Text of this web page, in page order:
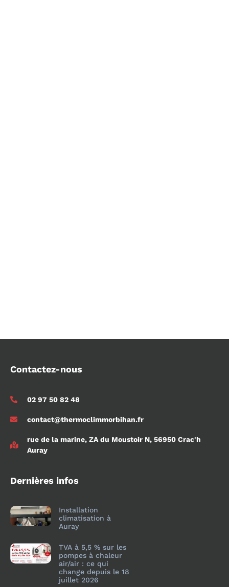
Contactez-nous
02 97 50 82 48
contact@thermoclimmorbihan.fr
rue de la marine, ZA du Moustoir N, 56950 Crac'h
Auray
Dernières infos
Installation
climatisation à
Auray
TVA à 5,5 % sur les
pompes à chaleur
air/air : ce qui
change depuis le 18
juillet 2026